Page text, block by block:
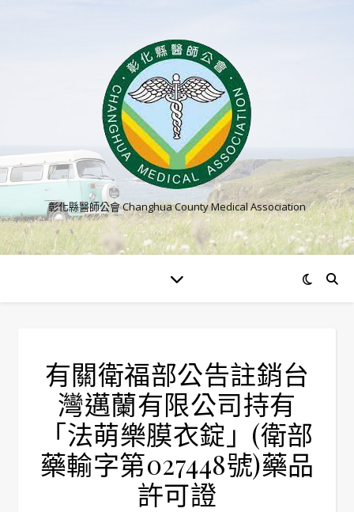
彰化縣醫師公會 Changhua County Medical Association
有關衛福部公告註銷台
灣邁蘭有限公司持有
「法萌樂膜衣錠」(衛部
藥輸字第027448號)藥品
許可證